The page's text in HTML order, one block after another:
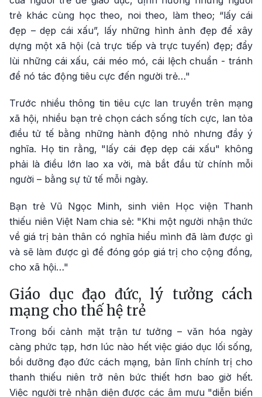
trẻ khác cùng học theo, noi theo, làm theo; “lấy cái
đẹp – dẹp cái xấu”, lấy những hình ảnh đẹp để xây
dựng một xã hội (cả trực tiếp và trực tuyến) đẹp; đẩy
lùi những cái xấu, cái méo mó, cái lệch chuẩn - tránh
để nó tác động tiêu cực đến người trẻ…"
Trước nhiều thông tin tiêu cực lan truyền trên mạng
xã hội, nhiều bạn trẻ chọn cách sống tích cực, lan tỏa
điều tử tế bằng những hành động nhỏ nhưng đầy ý
nghĩa. Họ tin rằng, "lấy cái đẹp dẹp cái xấu" không
phải là điều lớn lao xa vời, mà bắt đầu từ chính mỗi
người – bằng sự tử tế mỗi ngày.
Bạn trẻ Vũ Ngọc Minh, sinh viên Học viện Thanh
thiếu niên Việt Nam chia sẻ: "Khi một người nhận thức
về giá trị bản thân có nghĩa hiểu mình đã làm được gì
và sẽ làm được gì để đóng góp giá trị cho cộng đồng,
cho xã hội…"
Giáo dục đạo đức, lý tưởng cách
mạng cho thế hệ trẻ
Trong bối cảnh mặt trận tư tưởng – văn hóa ngày
càng phức tạp, hơn lúc nào hết việc giáo dục lối sống,
bồi dưỡng đạo đức cách mạng, bản lĩnh chính trị cho
thanh thiếu niên trở nên bức thiết hơn bao giờ hết.
Việc người trẻ nhận diện được các âm mưu "diễn biến